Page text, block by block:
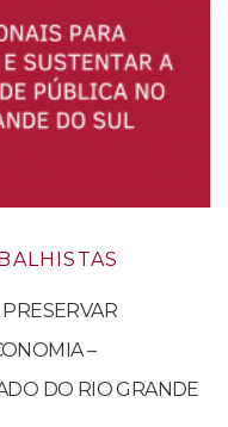
–
DO RIO GRANDE